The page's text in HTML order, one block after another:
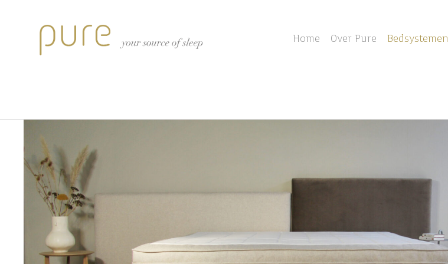
Home Over Pure Bedsystemen
Pure Triple